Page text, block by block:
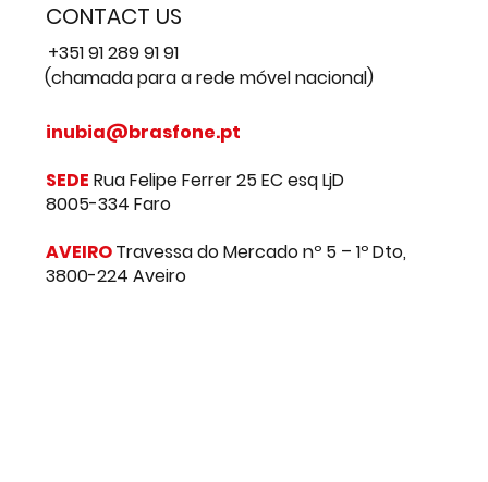
+351 91 289 91 91
(chamada para a rede móvel nacional)
inubia@brasfone.pt
SEDE Rua Felipe Ferrer 25 EC esq LjD
8005-334 Faro
AVEIROTravessa do Mercado nº 5 – 1º Dto,
3800-224 Aveiro
CONTACT US